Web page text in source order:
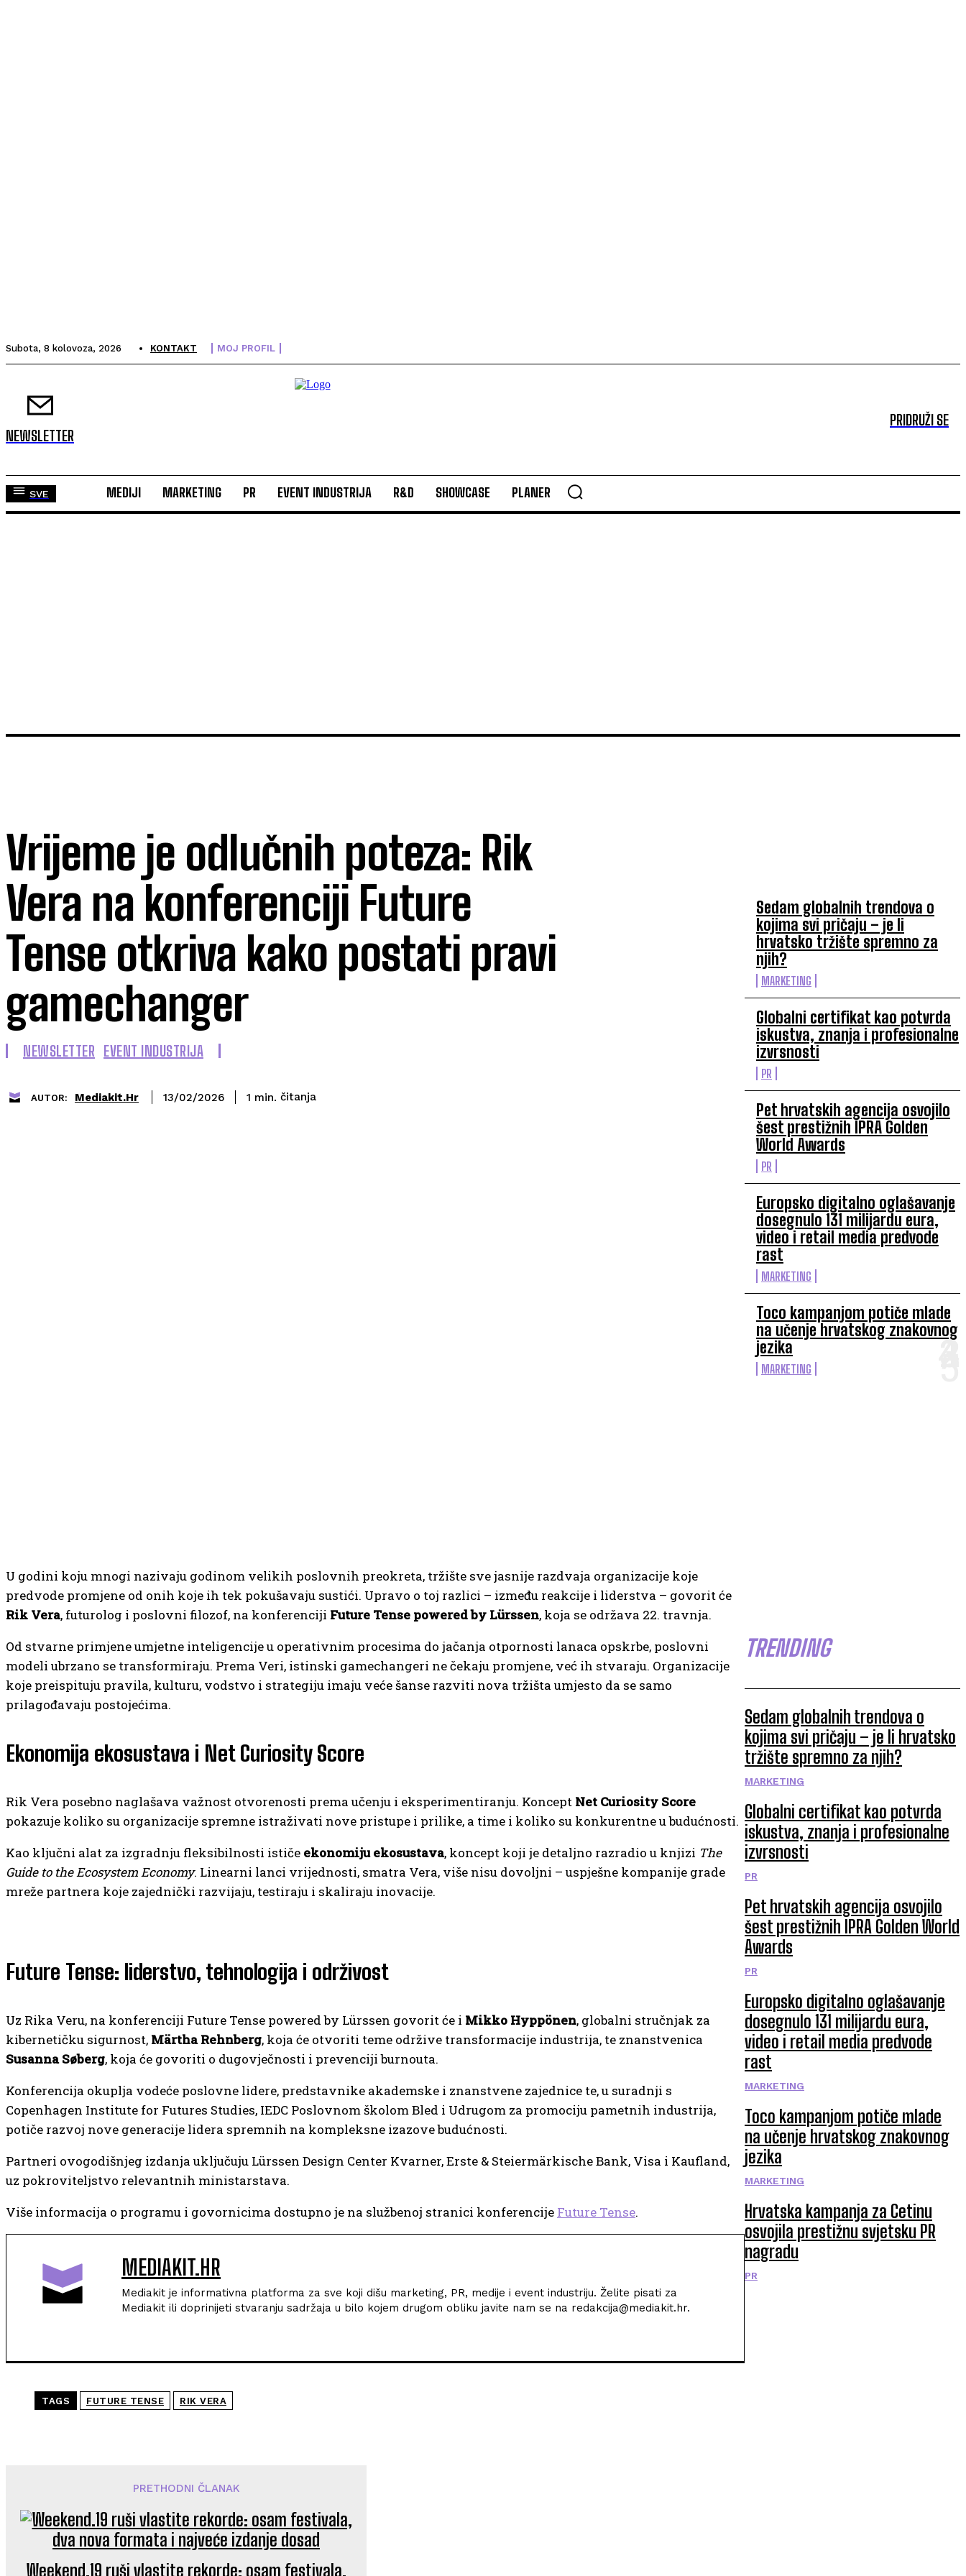
Subota, 8 kolovoza, 2026 KONTAKT MOJ PROFIL
NEWSLETTER
PRIDRUŽI SE
SVE MEDIJI MARKETING PR EVENT INDUSTRIJA R&D SHOWCASE PLANER
Vrijeme je odlučnih poteza: Rik
Vera na konferenciji Future
Tense otkriva kako postati pravi
gamechanger
NEWSLETTER EVENT INDUSTRIJA
AUTOR: Mediakit.hr 13/02/2026 1 min. čitanja
U godini koju mnogi nazivaju godinom velikih poslovnih preokreta, tržište sve jasnije razdvaja organizacije koje
predvode promjene od onih koje ih tek pokušavaju sustići. Upravo o toj razlici – između reakcije i liderstva – govorit će
Rik Vera, futurolog i poslovni filozof, na konferenciji Future Tense powered by Lürssen, koja se održava 22. travnja.
Od stvarne primjene umjetne inteligencije u operativnim procesima do jačanja otpornosti lanaca opskrbe, poslovni
modeli ubrzano se transformiraju. Prema Veri, istinski gamechangeri ne čekaju promjene, već ih stvaraju. Organizacije
koje preispituju pravila, kulturu, vodstvo i strategiju imaju veće šanse razviti nova tržišta umjesto da se samo
prilagođavaju postojećima.
Ekonomija ekosustava i Net Curiosity Score
Rik Vera posebno naglašava važnost otvorenosti prema učenju i eksperimentiranju. Koncept Net Curiosity Score
pokazuje koliko su organizacije spremne istraživati nove pristupe i prilike, a time i koliko su konkurentne u budućnosti.
Kao ključni alat za izgradnju fleksibilnosti ističe ekonomiju ekosustava, koncept koji je detaljno razradio u knjizi The
Guide to the Ecosystem Economy. Linearni lanci vrijednosti, smatra Vera, više nisu dovoljni – uspješne kompanije grade
mreže partnera koje zajednički razvijaju, testiraju i skaliraju inovacije.
Future Tense: liderstvo, tehnologija i održivost
Uz Rika Veru, na konferenciji Future Tense powered by Lürssen govorit će i Mikko Hyppönen, globalni stručnjak za
kibernetičku sigurnost, Märtha Rehnberg, koja će otvoriti teme održive transformacije industrija, te znanstvenica
Susanna Søberg, koja će govoriti o dugovječnosti i prevenciji burnouta.
Konferencija okuplja vodeće poslovne lidere, predstavnike akademske i znanstvene zajednice te, u suradnji s
Copenhagen Institute for Futures Studies, IEDC Poslovnom školom Bled i Udrugom za promociju pametnih industrija,
potiče razvoj nove generacije lidera spremnih na kompleksne izazove budućnosti.
Partneri ovogodišnjeg izdanja uključuju Lürssen Design Center Kvarner, Erste & Steiermärkische Bank, Visa i Kaufland,
uz pokroviteljstvo relevantnih ministarstava.
Više informacija o programu i govornicima dostupno je na službenoj stranici konferencije Future Tense.
MEDIAKIT.HR
Mediakit je informativna platforma za sve koji dišu marketing, PR, medije i event industriju. Želite pisati za
Mediakit ili doprinijeti stvaranju sadržaja u bilo kojem drugom obliku javite nam se na redakcija@mediakit.hr.
TAGS FUTURE TENSE RIK VERA
Sedam globalnih trendova o
kojima svi pričaju – je li
hrvatsko tržište spremno za
njih?
MARKETING
Globalni certifikat kao potvrda
iskustva, znanja i profesionalne
izvrsnosti
PR
Pet hrvatskih agencija osvojilo
šest prestižnih IPRA Golden
World Awards
PR
Europsko digitalno oglašavanje
dosegnulo 131 milijardu eura,
video i retail media predvode
rast
MARKETING
Toco kampanjom potiče mlade
na učenje hrvatskog znakovnog
jezika
MARKETING
TRENDING
Sedam globalnih trendova o
kojima svi pričaju – je li hrvatsko
tržište spremno za njih?
MARKETING
Globalni certifikat kao potvrda
iskustva, znanja i profesionalne
izvrsnosti
PR
Pet hrvatskih agencija osvojilo
šest prestižnih IPRA Golden World
Awards
PR
Europsko digitalno oglašavanje
dosegnulo 131 milijardu eura,
video i retail media predvode
rast
MARKETING
Toco kampanjom potiče mlade
na učenje hrvatskog znakovnog
jezika
MARKETING
Hrvatska kampanja za Cetinu
osvojila prestižnu svjetsku PR
nagradu
PR
PRETHODNI ČLANAK
Weekend.19 ruši vlastite rekorde: osam festivala,